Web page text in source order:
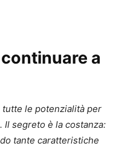
a
tutte le potenzialità per
segreto è la costanza:
tante caratteristiche